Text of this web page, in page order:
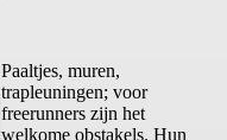
Paaltjes, muren,
trapleuningen; voor
freerunners zijn het
welkome obstakels. Hun